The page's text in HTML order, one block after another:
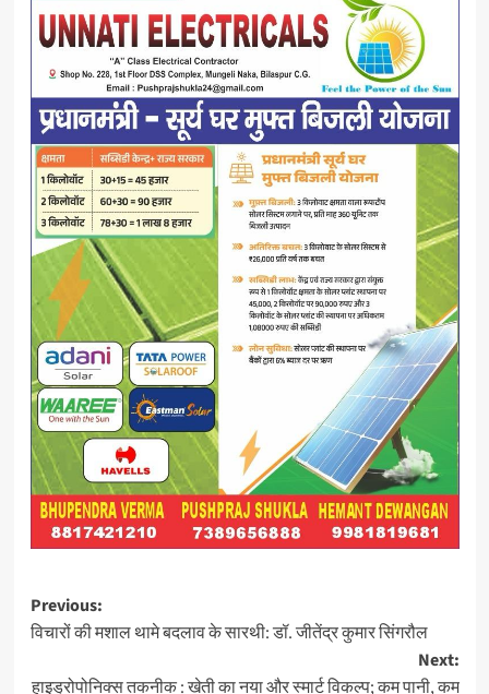
Post
navigation
Previous:
विचारों की मशाल थामे बदलाव के सारथी: डॉ. जीतेंद्र कुमार सिंगरौल
Next:
हाइड्रोपोनिक्स तकनीक : खेती का नया और स्मार्ट विकल्प; कम पानी, कम